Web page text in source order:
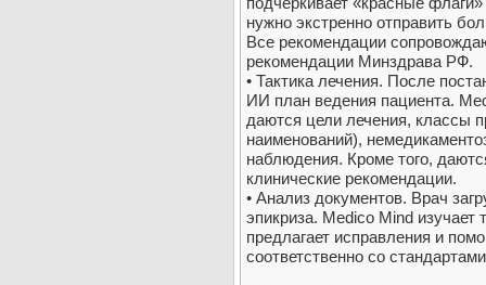
нужно экстренно отправить
Все рекомендации
рекомендации Минздрава РФ.
• Тактика лечения. После
ИИ план ведения пациента.
даются цели лечения, классы
наименований),
наблюдения. Кроме того,
клинические рекомендации.
• Анализ документов. Врач
эпикриза. Medico Mind изучает
предлагает исправления и
соответственно со